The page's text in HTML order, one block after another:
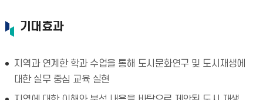
기대효과
지역과 연계한 학과 수업을 통해 도시문화연구 및 도시재생에
대한 실무 중심 교육 실현